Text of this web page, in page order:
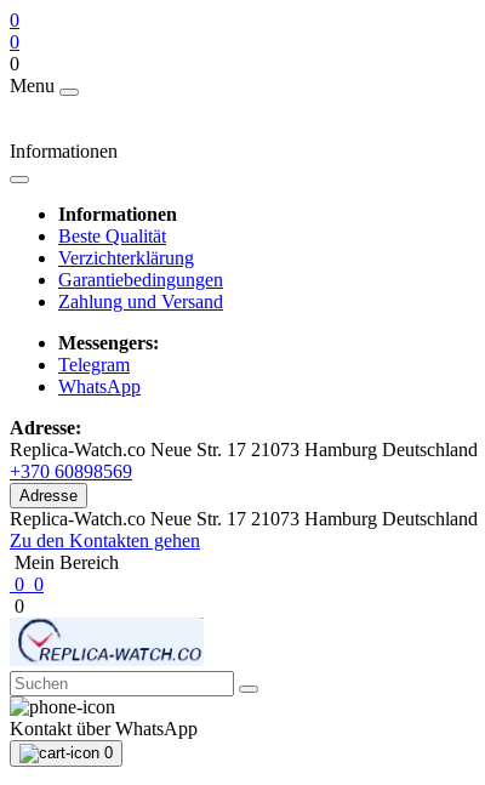
0
0
0
Menu
Informationen
Informationen
Beste Qualität
Verzichterklärung
Garantiebedingungen
Zahlung und Versand
Messengers:
Telegram
WhatsApp
Adresse:
Replica-Watch.co Neue Str. 17 21073 Hamburg Deutschland
+370 60898569
Adresse
Replica-Watch.co Neue Str. 17 21073 Hamburg Deutschland
Zu den Kontakten gehen
Mein Bereich
0 0
0
Kontakt über WhatsApp
0